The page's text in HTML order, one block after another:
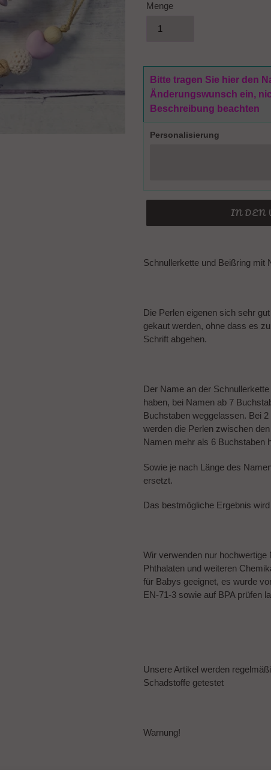
Menge
Bitte tragen Sie hier den
Änderungswunsch ein,
Beschreibung beachten
Personalisierung
IN DEN
wird
Schnullerkette und Beißring mit
Die Perlen eigenen sich sehr
gekaut werden, ohne dass es
Schrift abgehen.
Der Name an der
haben, bei Namen ab 7
Buchstaben weggelassen. Bei
werden die Perlen zwischen
Namen mehr als 6 Buchstaben
Sowie je nach Länge des
ersetzt.
Das bestmögliche Ergebnis
Wir verwenden nur hochwertige
Phthalaten und weiteren
für Babys geeignet, es wurde
EN-71-3 sowie auf BPA prüfen
Unsere Artikel werden
Schadstoffe getestet
Warnung!